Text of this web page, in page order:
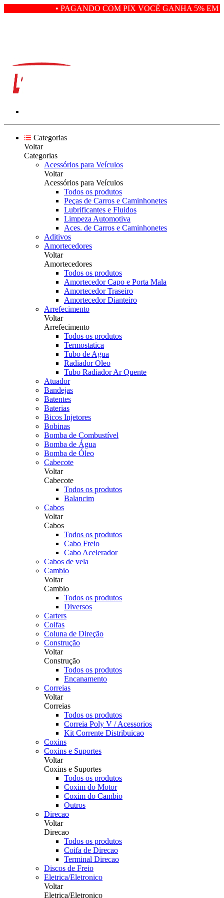
• PAGANDO COM PIX VOCÊ GANHA 5% EM
Categorias
Voltar
Categorias
Acessórios para Veículos
Voltar
Acessórios para Veículos
Todos os produtos
Peças de Carros e Caminhonetes
Lubrificantes e Fluidos
Limpeza Automotiva
Aces. de Carros e Caminhonetes
Aditivos
Amortecedores
Voltar
Amortecedores
Todos os produtos
Amortecedor Capo e Porta Mala
Amortecedor Traseiro
Amortecedor Dianteiro
Arrefecimento
Voltar
Arrefecimento
Todos os produtos
Termostatica
Tubo de Agua
Radiador Oleo
Tubo Radiador Ar Quente
Atuador
Bandejas
Batentes
Baterias
Bicos Injetores
Bobinas
Bomba de Combustível
Bomba de Água
Bomba de Óleo
Cabecote
Voltar
Cabecote
Todos os produtos
Balancim
Cabos
Voltar
Cabos
Todos os produtos
Cabo Freio
Cabo Acelerador
Cabos de vela
Cambio
Voltar
Cambio
Todos os produtos
Diversos
Carters
Coifas
Coluna de Direção
Construção
Voltar
Construção
Todos os produtos
Encanamento
Correias
Voltar
Correias
Todos os produtos
Correia Poly V / Acessorios
Kit Corrente Distribuicao
Coxins
Coxins e Suportes
Voltar
Coxins e Suportes
Todos os produtos
Coxim do Motor
Coxim do Cambio
Outros
Direcao
Voltar
Direcao
Todos os produtos
Coifa de Direcao
Terminal Direcao
Discos de Freio
Eletrica/Eletronico
Voltar
Eletrica/Eletronico